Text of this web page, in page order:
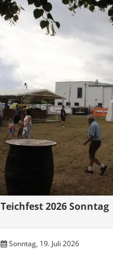
Teichfest 2026 Sonntag
Sonntag, 19. Juli 2026